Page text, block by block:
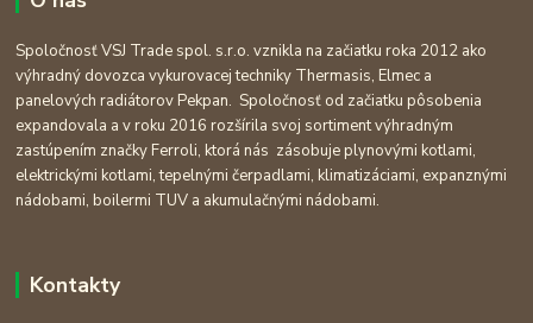
Spoločnosť VSJ Trade spol. s.r.o. vznikla na začiatku roka 2012 ako
výhradný dovozca vykurovacej techniky Thermasis, Elmec a
panelových radiátorov Pekpan. Spoločnosť od začiatku pôsobenia
expandovala a v roku 2016 rozšírila svoj sortiment výhradným
zastúpením značky Ferroli, ktorá nás zásobuje plynovými kotlami,
elektrickými kotlami, tepelnými čerpadlami, klimatizáciami, expanznými
nádobami, boilermi TUV a akumulačnými nádobami.
Kontakty